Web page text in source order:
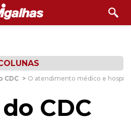
CDC > O atendimento médico e
CDC